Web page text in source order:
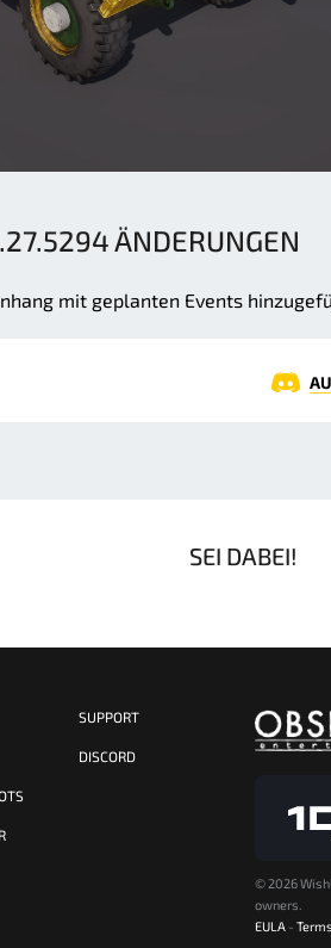
ÄNDERUNGEN
mit geplanten Events
SEI DABEI!
SUPPORT
DISCORD
© 2026
owners.
EULA -